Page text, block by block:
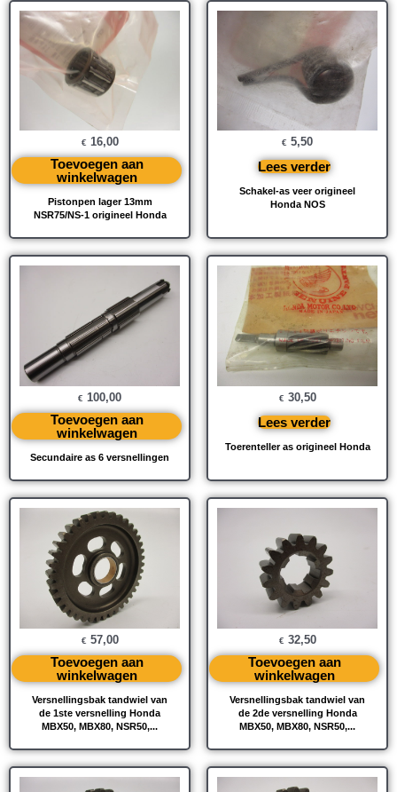
Pistonpen lager 13mm
NSR75/NS-1 origineel Honda
€ 16,00
Toevoegen aan
winkelwagen
Schakel-as veer origineel
Honda NOS
€ 5,50
Lees verder
Secundaire as 6 versnellingen
€ 100,00
Toevoegen aan
winkelwagen
Toerenteller as origineel Honda
€ 30,50
Lees verder
Versnellingsbak tandwiel van
de 1ste versnelling Honda
MBX50, MBX80, NSR50,...
€ 57,00
Toevoegen aan
winkelwagen
Versnellingsbak tandwiel van
de 2de versnelling Honda
MBX50, MBX80, NSR50,...
€ 32,50
Toevoegen aan
winkelwagen